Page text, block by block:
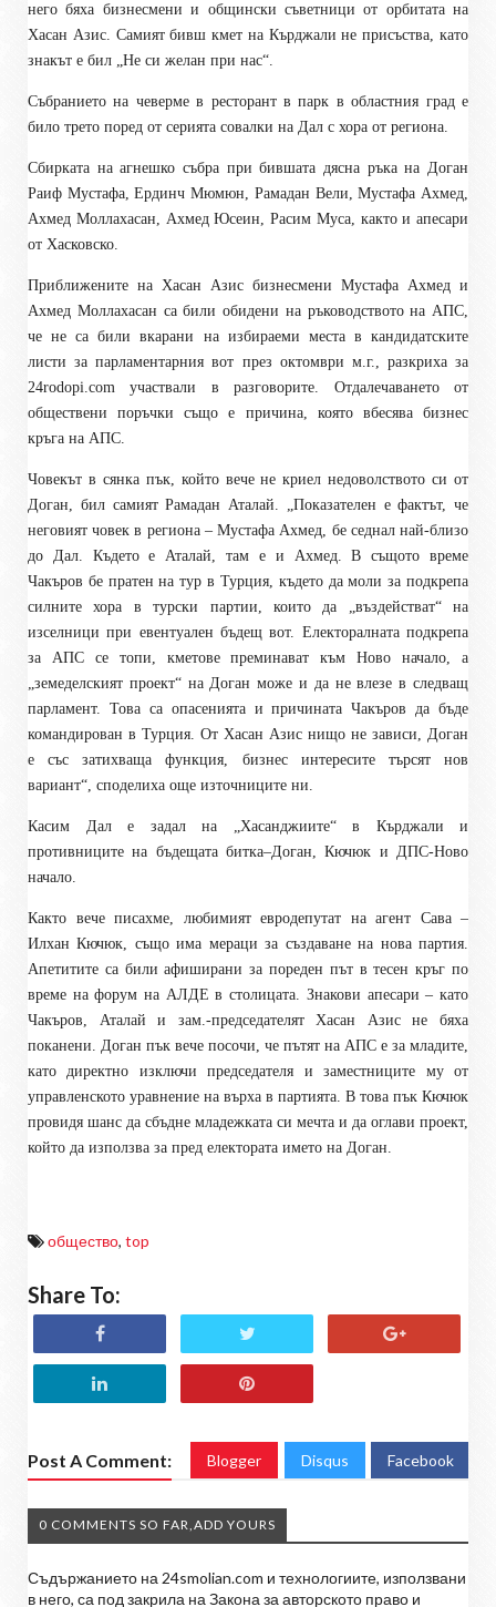
него бяха бизнесмени и общински съветници от орбитата на
Хасан Азис. Самият бивш кмет на Кърджали не присъства, като
знакът е бил „Не си желан при нас“.
Събранието на чеверме в ресторант в парк в областния град е
било трето поред от серията совалки на Дал с хора от региона.
Сбирката на агнешко събра при бившата дясна ръка на Доган
Раиф Мустафа, Ердинч Мюмюн, Рамадан Вели, Мустафа Ахмед,
Ахмед Моллахасан, Ахмед Юсеин, Расим Муса, както и апесари
от Хасковско.
Приближените на Хасан Азис бизнесмени Мустафа Ахмед и
Ахмед Моллахасан са били обидени на ръководството на АПС,
че не са били вкарани на избираеми места в кандидатските
листи за парламентарния вот през октомври м.г., разкриха за
24rodopi.com участвали в разговорите. Отдалечаването от
обществени поръчки също е причина, която вбесява бизнес
кръга на АПС.
Човекът в сянка пък, който вече не криел недоволството си от
Доган, бил самият Рамадан Аталай. „Показателен е фактът, че
неговият човек в региона – Мустафа Ахмед, бе седнал най-близо
до Дал. Където е Аталай, там е и Ахмед. В същото време
Чакъров бе пратен на тур в Турция, където да моли за подкрепа
силните хора в турски партии, които да „въздействат“ на
изселници при евентуален бъдещ вот. Електоралната подкрепа
за АПС се топи, кметове преминават към Ново начало, а
„земеделският проект“ на Доган може и да не влезе в следващ
парламент. Това са опасенията и причината Чакъров да бъде
командирован в Турция. От Хасан Азис нищо не зависи, Доган
е със затихваща функция, бизнес интересите търсят нов
вариант“, споделиха още източниците ни.
Касим Дал е задал на „Хасанджиите“ в Кърджали и
противниците на бъдещата битка–Доган, Кючюк и ДПС-Ново
начало.
Както вече писахме, любимият евродепутат на агент Сава –
Илхан Кючюк, също има мераци за създаване на нова партия.
Апетитите са били афиширани за пореден път в тесен кръг по
време на форум на АЛДЕ в столицата. Знакови апесари – като
Чакъров, Аталай и зам.-председателят Хасан Азис не бяха
поканени. Доган пък вече посочи, че пътят на АПС е за младите,
като директно изключи председателя и заместниците му от
управленското уравнение на върха в партията. В това пък Кючюк
провидя шанс да сбъдне младежката си мечта и да оглави проект,
който да използва за пред електората името на Доган.
общество, top
Share To:
Post A Comment: Blogger Disqus Facebook
0 COMMENTS SO FAR,ADD YOURS
Съдържанието на 24smolian.com и технологиите, използвани
в него, са под закрила на Закона за авторското право и